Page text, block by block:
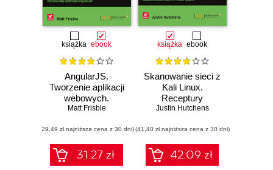
książka ebook
AngularJS.
Tworzenie aplikacji
webowych.
Receptury
Matt Frisbie
(29,49 zł najniższa cena z 30 dni)
31.27 zł
książka ebook
Skanowanie sieci z
Kali Linux.
Receptury
Justin Hutchens
(41,40 zł najniższa cena z 30 dni)
42.09 zł